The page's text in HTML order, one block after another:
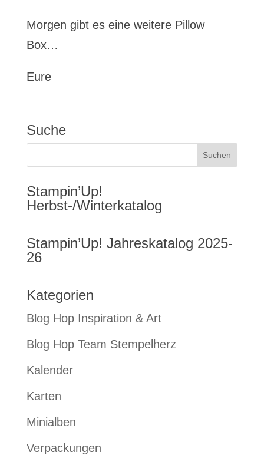
Morgen gibt es eine weitere Pillow
Box…
Eure
Suche
Stampin’Up!
Herbst-/Winterkatalog
Stampin’Up! Jahreskatalog 2025-
26
Kategorien
Blog Hop Inspiration & Art
Blog Hop Team Stempelherz
Kalender
Karten
Minialben
Verpackungen